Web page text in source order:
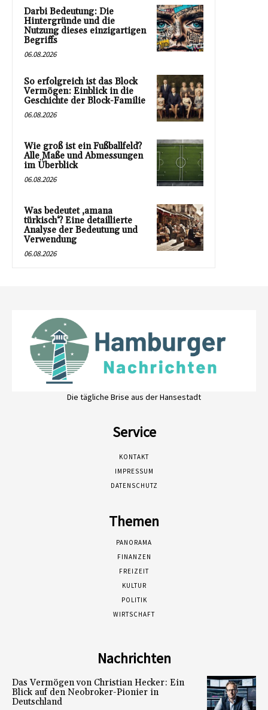
Darbi Bedeutung: Die
Hintergründe und die
Nutzung dieses einzigartigen
Begriffs
06.08.2026
So erfolgreich ist das Block
Vermögen: Einblick in die
Geschichte der Block-Familie
06.08.2026
Wie groß ist ein Fußballfeld?
Alle Maße und Abmessungen
im Überblick
06.08.2026
Was bedeutet ‚amana
türkisch‘? Eine detaillierte
Analyse der Bedeutung und
Verwendung
06.08.2026
Die tägliche Brise aus der Hansestadt
Service
KONTAKT
IMPRESSUM
DATENSCHUTZ
Themen
PANORAMA
FINANZEN
FREIZEIT
KULTUR
POLITIK
WIRTSCHAFT
Nachrichten
Das Vermögen von Christian Hecker: Ein
Blick auf den Neobroker-Pionier in
Deutschland